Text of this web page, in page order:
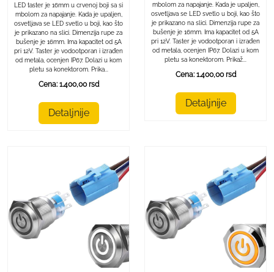
LED taster je 16mm u crvenoj boji sa si
mbolom za napajanje. Kada je upaljen,
osvetljava se LED svetlo u boji, kao što
je prikazano na slici. Dimenzija rupe za
bušenje je 16mm. Ima kapacitet od 5A
pri 12V. Taster je vodootporan i izrađen
od metala, ocenjen IP67. Dolazi u kom
pletu sa konektorom. Prika...
Cena: 1.400,00 rsd
Detaljnije
mbolom za napajanje. Kada je upaljen,
osvetljava se LED svetlo u boji, kao što
je prikazano na slici. Dimenzija rupe za
bušenje je 16mm. Ima kapacitet od 5A
pri 12V. Taster je vodootporan i izrađen
od metala, ocenjen IP67. Dolazi u kom
pletu sa konektorom. Prikaž...
Cena: 1.400,00 rsd
Detaljnije